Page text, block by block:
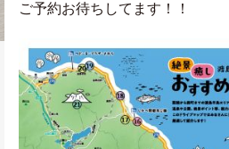
ご予約お待ちしてます！！